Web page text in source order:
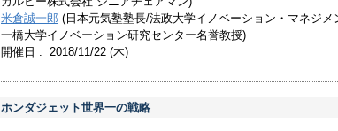
米倉誠一郎 (日本元気塾塾長/法政大学イノベーション・マネジメ
一橋大学イノベーション研究センター名誉教授)
開催日 : 2018/11/22 (木)
ホンダジェット世界一の戦略